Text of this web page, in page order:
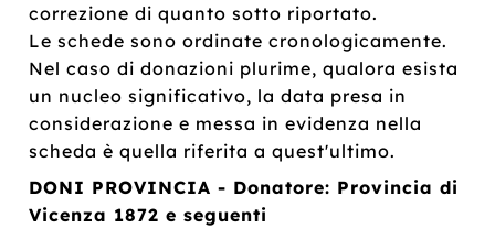
correzione di quanto sotto riportato.
Le schede sono ordinate cronologicamente.
Nel caso di donazioni plurime, qualora esista
un nucleo significativo, la data presa in
considerazione e messa in evidenza nella
scheda è quella riferita a quest'ultimo.
DONI PROVINCIA - Donatore: Provincia di
Vicenza 1872 e seguenti